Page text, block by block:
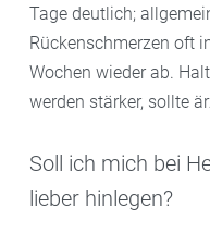
Tage deutlich;
Rückenschmerzen oft
Wochen wieder ab.
werden stärker, sollte
Soll ich mich bei
lieber hinlegen?